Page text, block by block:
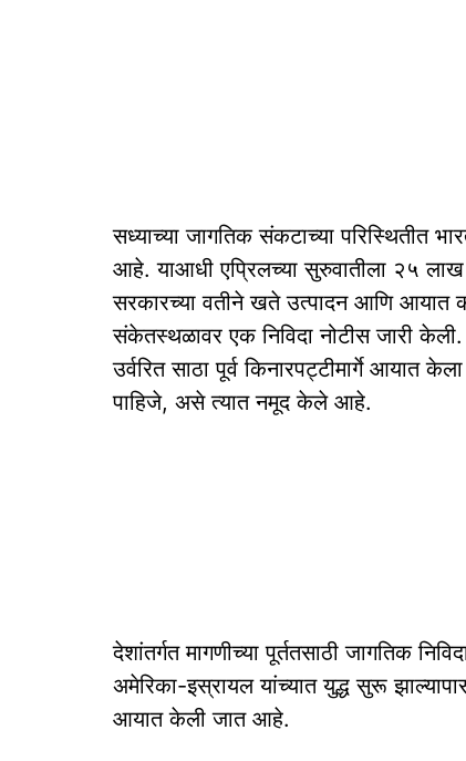
सध्याच्या जागतिक संकटाच्या परिस्थितीत
आहे. याआधी एप्रिलच्या सुरुवातीला २५ लाख
सरकारच्या वतीने खते उत्पादन आणि आयात
संकेतस्थळावर एक निविदा नोटीस जारी
उर्वरित साठा पूर्व किनारपट्टीमार्गे आयात
पाहिजे, असे त्यात नमूद केले आहे.
देशांतर्गत मागणीच्या पूर्ततसाठी जागतिक
अमेरिका-इस्रायल यांच्यात युद्ध सुरू
आयात केली जात आहे.